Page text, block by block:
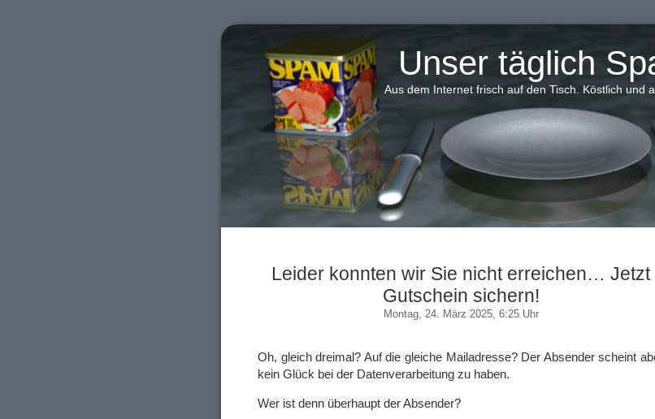
Unser täglich
Aus dem Internet frisch auf den Tisch. Köstlich und
Leider konnten wir Sie nicht erreichen… Jetzt
Gutschein sichern!
Montag, 24. März 2025, 6:25 Uhr
Oh, gleich dreimal? Auf die gleiche Mailadresse? Der Absender scheint
kein Glück bei der Datenverarbeitung zu haben.
Wer ist denn überhaupt der Absender?